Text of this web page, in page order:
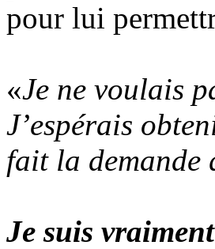
pour lui
«Je ne voulais
J’espérais
fait la demande
Je suis